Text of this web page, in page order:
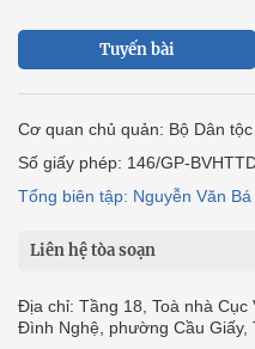
Tuyến bài
Cơ quan chủ quản: Bộ Dân
Số giấy phép: 146/GP-
Tổng biên tập: Nguyễn Văn Bá
Liên hệ tòa soạn
Địa chỉ: Tầng 18, Toà nhà
Đình Nghệ, phường Cầu Giấy,